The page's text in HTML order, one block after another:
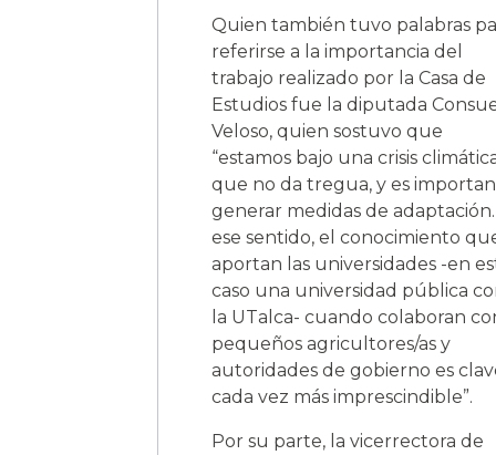
Quien también tuvo palabras
referirse a la importancia del
trabajo realizado por la Casa de
Estudios fue la diputada
Veloso, quien sostuvo que
“estamos bajo una crisis
que no da tregua, y es
generar medidas de
ese sentido, el conocimiento
aportan las universidades -en
caso una universidad pública
la UTalca- cuando colaboran
pequeños agricultores/as y
autoridades de gobierno es
cada vez más imprescindible”.
Por su parte, la vicerrectora de